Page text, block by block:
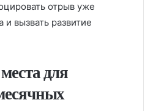
отрыв уже
вызвать развитие
для